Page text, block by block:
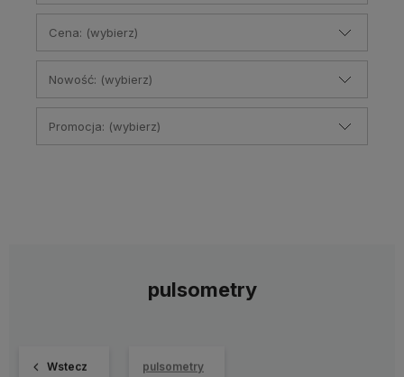
Cena: (wybierz)
Nowość: (wybierz)
Promocja: (wybierz)
pulsometry
Wstecz pulsometry